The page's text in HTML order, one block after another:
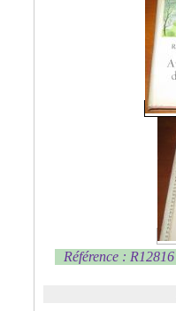
Référence : R12816